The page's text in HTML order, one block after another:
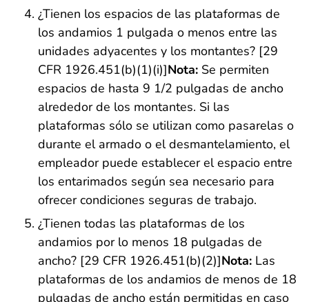
¿Tienen los espacios de las plataformas de
los andamios 1 pulgada o menos entre las
unidades adyacentes y los montantes? [29
CFR 1926.451(b)(1)(i)]Nota: Se permiten
espacios de hasta 9 1/2 pulgadas de ancho
alrededor de los montantes. Si las
plataformas sólo se utilizan como pasarelas o
durante el armado o el desmantelamiento, el
empleador puede establecer el espacio entre
los entarimados según sea necesario para
ofrecer condiciones seguras de trabajo.
¿Tienen todas las plataformas de los
andamios por lo menos 18 pulgadas de
ancho? [29 CFR 1926.451(b)(2)]Nota: Las
plataformas de los andamios de menos de 18
pulgadas de ancho están permitidas en caso